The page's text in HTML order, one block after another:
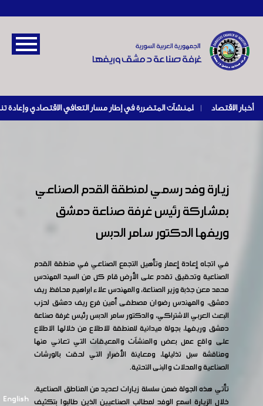
أخبار الاقتصاد |
English
زيارة وفد رسمي لمنطقة القدم الصناعي
بمشاركة رئيس غرفة صناعة دمشق
وريفها الدكتور سامر الدبس
في اتجاه إعادة إعمار وتأهيل التجمع الصناعي في منطقة القدم
الصناعية وتحقيق تقدم على الأرض قام كل من السيد المهندس
محمد معن جذبة وزير الصناعة، والمهندس علاء ابراهيم محافظ ريف
دمشق، والمهندس رضوان مصطفى أمين فرع ريف دمشق لحزب
البعث العربي الاشتراكي، والدكتور سامر الدبس رئيس غرفة صناعة
دمشق وريفها، بجولة ميدانية للمنطقة للاطلاع من خلالها الاطلاع
على واقع عمل بعض والمنشآت والمعيقات التي تعاني منها
ومناقشة سبل تذليلها، ومعاينة الأضرار التي لحقت بالورشات
الصناعية والمحلات والبنى التحتية.
تأتي هذه الجولة ضمن سلسلة زيارات لعديد من المناطق الصناعية،
خلال الزيارة اسمع الوفد لمطالب الصناعيين الذين طالبوا بتكثيف